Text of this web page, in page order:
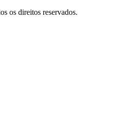
os direitos reservados.